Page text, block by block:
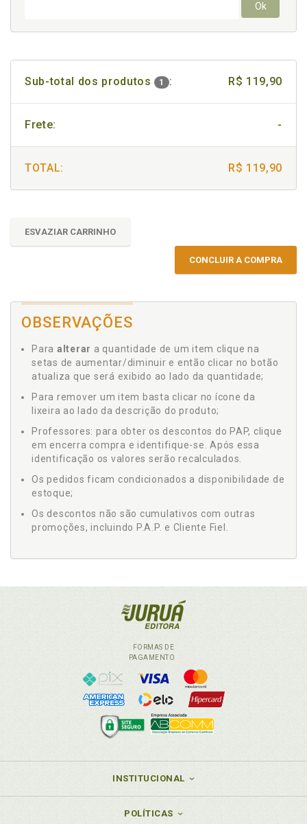
Ok
Sub-total dos produtos 1 : R$ 119,90
Frete: -
TOTAL: R$ 119,90
ESVAZIAR CARRINHO
CONCLUIR A COMPRA
OBSERVAÇÕES
Para alterar a quantidade de um item clique na
setas de aumentar/diminuir e então clicar no botão
atualiza que será exibido ao lado da quantidade;
Para remover um item basta clicar no ícone da
lixeira ao lado da descrição do produto;
Professores: para obter os descontos do PAP, clique
em encerra compra e identifique-se. Após essa
identificação os valores serão recalculados.
Os pedidos ficam condicionados a disponibilidade de
estoque;
Os descontos não são cumulativos com outras
promoções, incluindo P.A.P. e Cliente Fiel.
FORMAS DE
PAGAMENTO
INSTITUCIONAL
POLÍTICAS